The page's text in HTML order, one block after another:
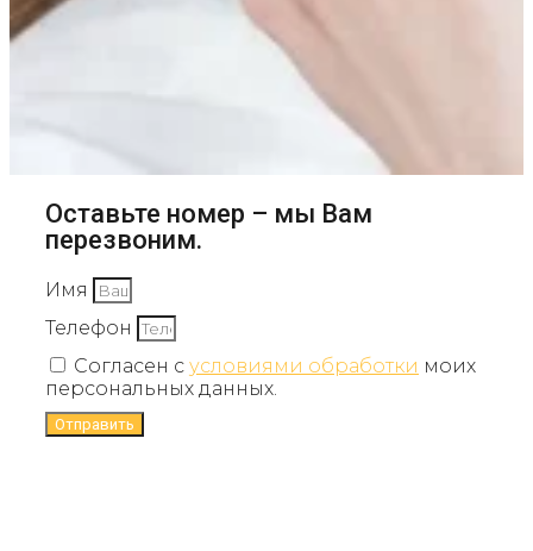
Оставьте номер – мы Вам
перезвоним.
Имя
Телефон
Согласен с условиями обработки моих
персональных данных.
Отправить